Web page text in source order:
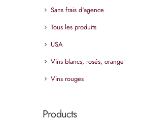
Sans frais d'agence
Tous les produits
USA
Vins blancs, rosés, orange
Vins rouges
Products